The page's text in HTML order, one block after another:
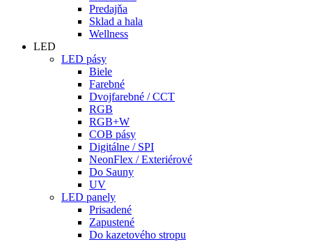
Predajňa
Sklad a hala
Wellness
LED
LED pásy
Biele
Farebné
Dvojfarebné / CCT
RGB
RGB+W
COB pásy
Digitálne / SPI
NeonFlex / Exteriérové
Do Sauny
UV
LED panely
Prisadené
Zapustené
Do kazetového stropu